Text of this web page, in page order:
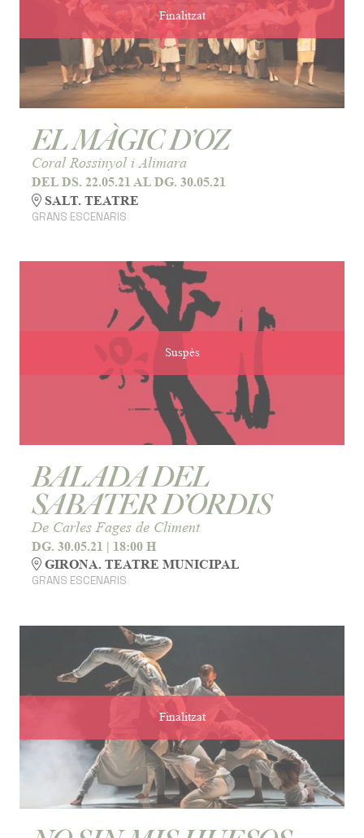
Finalitzat
EL MÀGIC D’OZ
Coral Rossinyol i Alimara
DEL DS. 22.05.21 AL DG. 30.05.21
SALT. TEATRE
GRANS ESCENARIS
Suspès
BALADA DEL
SABATER D’ORDIS
De Carles Fages de Climent
DG. 30.05.21 | 18:00 H
GIRONA. TEATRE MUNICIPAL
GRANS ESCENARIS
Finalitzat